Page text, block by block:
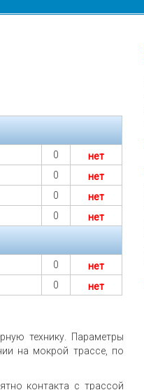
0
нет
0
нет
0
нет
0 нет
0
нет
0 нет
технику. Параметры
на мокрой трассе, по
контакта с трассой